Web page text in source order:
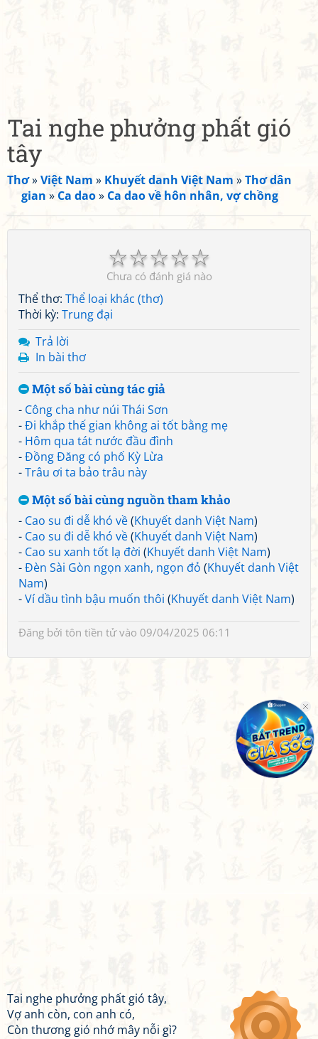
Tai nghe phưởng phất gió
tây
Thơ»Việt Nam » Khuyết danh Việt Nam »Thơ dân
gian » Ca dao» Ca dao về hôn nhân, vợ chồng
☆
☆
☆
☆
☆
Chưa có đánh giá nào
Thể thơ: Thể loại khác (thơ)
Thời kỳ: Trung đại
Trả lời
In bài thơ
Một số bài cùng tác giả
- Công cha như núi Thái Sơn
-Đi khắp thế gian không ai tốt bằng mẹ
- Hôm qua tát nước đầu đình
-Đồng Đăng có phố Kỳ Lừa
-Trâu ơi ta bảo trâu này
Một số bài cùng nguồn tham khảo
- Cao su đi dễ khó về(Khuyết danh Việt Nam)
- Cao su đi dễ khó về(Khuyết danh Việt Nam)
- Cao su xanh tốt lạ đời (Khuyết danh Việt Nam)
-Đèn Sài Gòn ngọn xanh, ngọn đỏ (Khuyết danh Việt
Nam)
-Ví dầu tình bậu muốn thôi (Khuyết danh Việt Nam)
Đăng bởi tôn tiền tửvào 09/04/2025 06:11
Tai nghe phưởng phất gió tây,
Vợ anh còn, con anh có,
Còn thương gió nhớ mây nỗi gì?